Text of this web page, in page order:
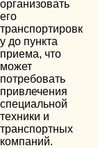
организовать
его
транспортировк
у до пункта
приема, что
может
потребовать
привлечения
специальной
техники и
транспортных
компаний.